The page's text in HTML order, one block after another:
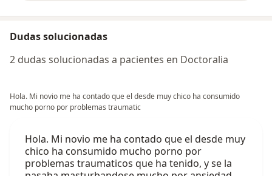
Dudas solucionadas
2 dudas solucionadas a pacientes en Doctoralia
Hola. Mi novio me ha contado que el desde muy chico ha consumido
mucho porno por problemas traumatic
Hola. Mi novio me ha contado que el desde muy
chico ha consumido mucho porno por
problemas traumaticos que ha tenido, y se la